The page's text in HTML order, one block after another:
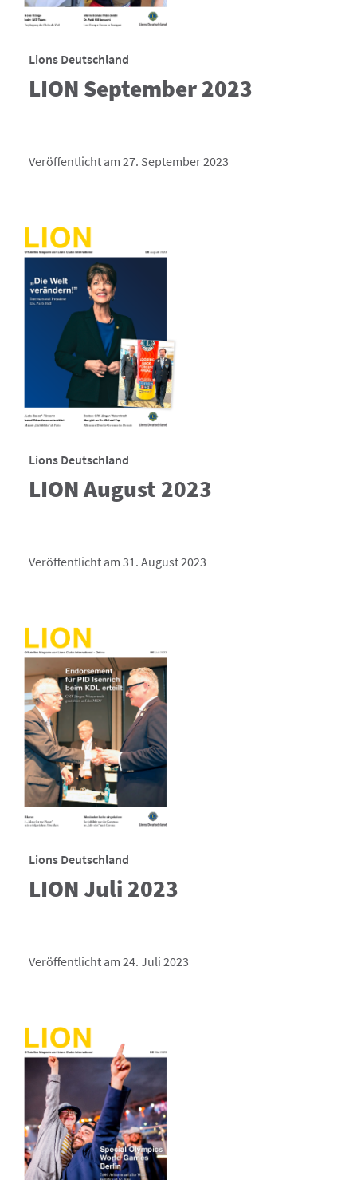
Lions Deutschland
LION September 2023
Veröffentlicht am 27. September 2023
Lions Deutschland
LION August 2023
Veröffentlicht am 31. August 2023
Lions Deutschland
LION Juli 2023
Veröffentlicht am 24. Juli 2023